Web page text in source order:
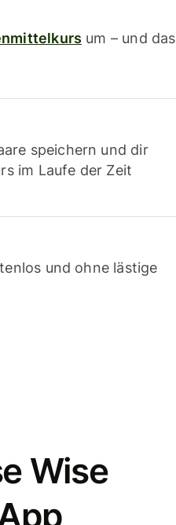
um – und das
speichern und dir
im Laufe der Zeit
und ohne lästige
Wise